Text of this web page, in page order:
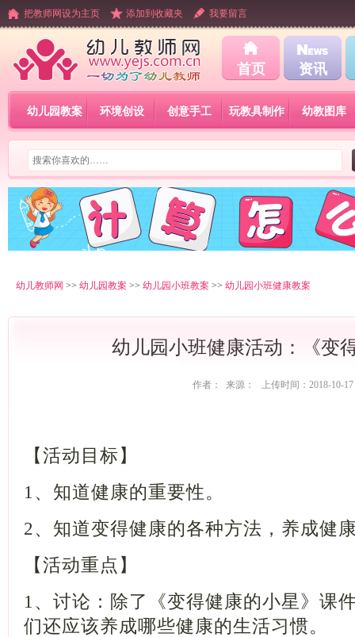
把教师网设为主页 添加到收藏夹 我要留言
首页 资讯
幼儿园教案 环境创设 创意手工 玩教具制作 幼教图库
幼儿教师网 >> 幼儿园教案 >> 幼儿园小班教案 >> 幼儿园小班健康教案
幼儿园小班健康活动：《变
作者： 来源： 上传时间：2018-10-17
【活动目标】
1、知道健康的重要性。
2、知道变得健康的各种方法，养
【活动重点】
1、讨论：除了《变得健康的小星》课
们还应该养成哪些健康的生活习惯